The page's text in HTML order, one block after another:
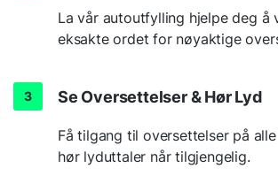
La vår autoutfylling hjelpe deg å
eksakte ordet for nøyaktige
Se Oversettelser & Hør Lyd
Få tilgang til oversettelser på
hør lyduttaler når tilgjengelig.